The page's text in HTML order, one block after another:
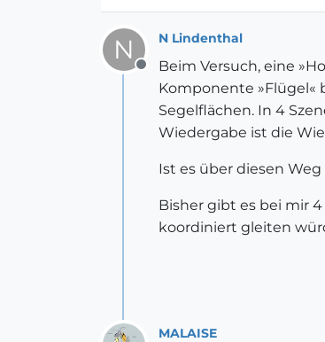
N
Offline
N Lindenthal
Beim Versuch, eine
Komponente
Segelflächen. In 4
Wiedergabe ist die
Ist es über diesen
Bisher gibt es bei mir
koordiniert gleiten
MALAISE